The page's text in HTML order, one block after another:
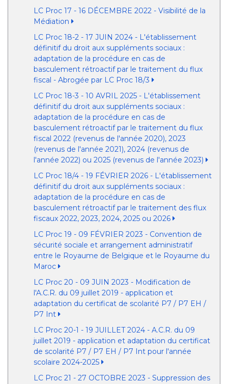
LC Proc 17 - 16 DÉCEMBRE 2022 - Visibilité de la
Médiation
LC Proc 18-2 - 17 JUIN 2024 - L'établissement
définitif du droit aux suppléments sociaux :
adaptation de la procédure en cas de
basculement rétroactif par le traitement du flux
fiscal - Abrogée par LC Proc 18/3
LC Proc 18-3 - 10 AVRIL 2025 - L'établissement
définitif du droit aux suppléments sociaux :
adaptation de la procédure en cas de
basculement rétroactif par le traitement du flux
fiscal 2022 (revenus de l'année 2020), 2023
(revenus de l'année 2021), 2024 (revenus de
l'année 2022) ou 2025 (revenus de l'année 2023)
LC Proc 18/4 - 19 FÉVRIER 2026 - L'établissement
définitif du droit aux suppléments sociaux :
adaptation de la procédure en cas de
basculement rétroactif par le traitement des flux
fiscaux 2022, 2023, 2024, 2025 ou 2026
LC Proc 19 - 09 FÉVRIER 2023 - Convention de
sécurité sociale et arrangement administratif
entre le Royaume de Belgique et le Royaume du
Maroc
LC Proc 20 - 09 JUIN 2023 - Modification de
l'A.C.R. du 09 juillet 2019 - application et
adaptation du certificat de scolarité P7 / P7 EH /
P7 Int
LC Proc 20-1 - 19 JUILLET 2024 - A.C.R. du 09
juillet 2019 - application et adaptation du certificat
de scolarité P7 / P7 EH / P7 Int pour l'année
scolaire 2024-2025
LC Proc 21 - 27 OCTOBRE 2023 - Suppression des